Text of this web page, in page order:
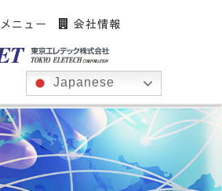
メニュー 会社情報
Japanese